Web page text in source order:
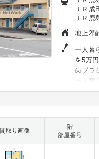
ＪＲ成
ＪＲ鹿
地上2
一人暮
を5万
歯ブラ
一人
間取り画像
階
部屋番号